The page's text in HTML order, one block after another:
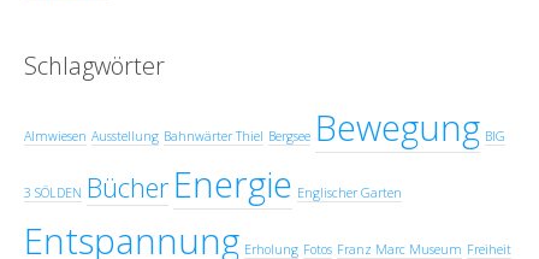
Schlagwörter
Almwiesen Ausstellung Bahnwärter Thiel Bergsee Bewegung BIG
3 SÖLDEN Bücher Energie Englischer Garten
Entspannung Erholung Fotos Franz Marc Museum Freiheit